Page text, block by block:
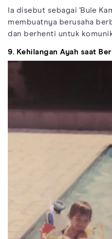
Ia disebut sebagai 'Bule
membuatnya berusaha
dan berhenti untuk
9. Kehilangan Ayah saat